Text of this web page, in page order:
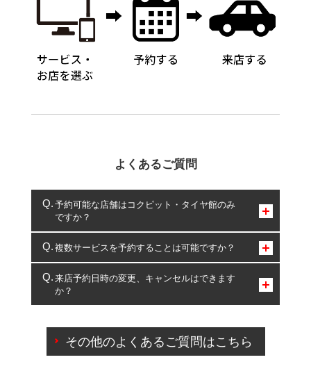
よくあるご質問
予約可能な店舗はコクピット・タイヤ館のみ
ですか？
コクピット・タイヤ館のみとなります。
複数サービスを予約することは可能ですか？
複数サービスのご予約は可能です。
一部の商品・サービスの組み合わせに限り、同時にご予約が
出来ないものもございます。
来店予約日時の変更、キャンセルはできます
か？
ご来店予約日の3営業日前を過ぎている場合のご予約
の日時変更につきましては、直接ご予約の店舗まで
その他のよくあるご質問はこちら